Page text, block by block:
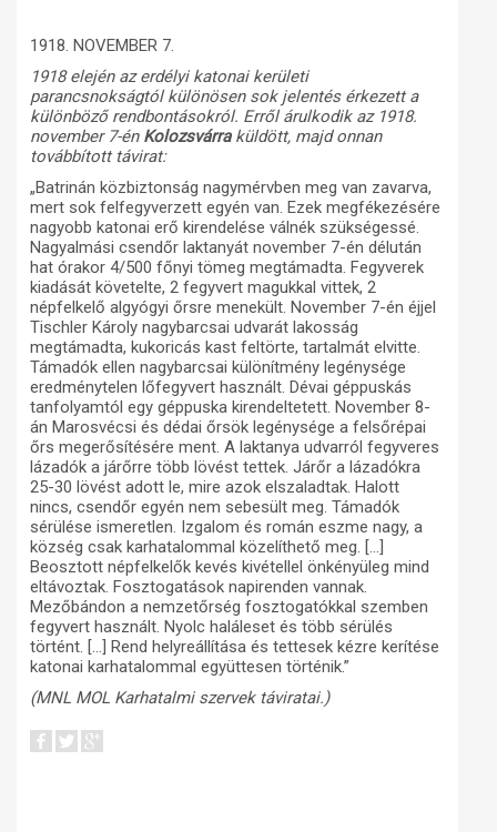
1918. NOVEMBER 7.
1918 elején az erdélyi katonai kerületi
parancsnokságtól különösen sok jelentés érkezett a
különböző rendbontásokról. Erről árulkodik az 1918.
november 7-én Kolozsvárraküldött, majd onnan
továbbított távirat:
„Batrinán közbiztonság nagymérvben meg van zavarva,
mert sok felfegyverzett egyén van. Ezek megfékezésére
nagyobb katonai erő kirendelése válnék szükségessé.
Nagyalmási csendőr laktanyát november 7-én délután
hat órakor 4/500 főnyi tömeg megtámadta. Fegyverek
kiadását követelte, 2 fegyvert magukkal vittek, 2
népfelkelő algyógyi őrsre menekült. November 7-én éjjel
Tischler Károly nagybarcsai udvarát lakosság
megtámadta, kukoricás kast feltörte, tartalmát elvitte.
Támadók ellen nagybarcsai különítmény legénysége
eredménytelen lőfegyvert használt. Dévai géppuskás
tanfolyamtól egy géppuska kirendeltetett. November 8-
án Marosvécsi és dédai őrsök legénysége a felsőrépai
őrs megerősítésére ment. A laktanya udvarról fegyveres
lázadók a járőrre több lövést tettek. Járőr a lázadókra
25-30 lövést adott le, mire azok elszaladtak. Halott
nincs, csendőr egyén nem sebesült meg. Támadók
sérülése ismeretlen. Izgalom és román eszme nagy, a
község csak karhatalommal közelíthető meg. […]
Beosztott népfelkelők kevés kivétellel önkényüleg mind
eltávoztak. Fosztogatások napirenden vannak.
Mezőbándon a nemzetőrség fosztogatókkal szemben
fegyvert használt. Nyolc haláleset és több sérülés
történt. […] Rend helyreállítása és tettesek kézre kerítése
katonai karhatalommal együttesen történik.”
(MNL MOL Karhatalmi szervek táviratai.)